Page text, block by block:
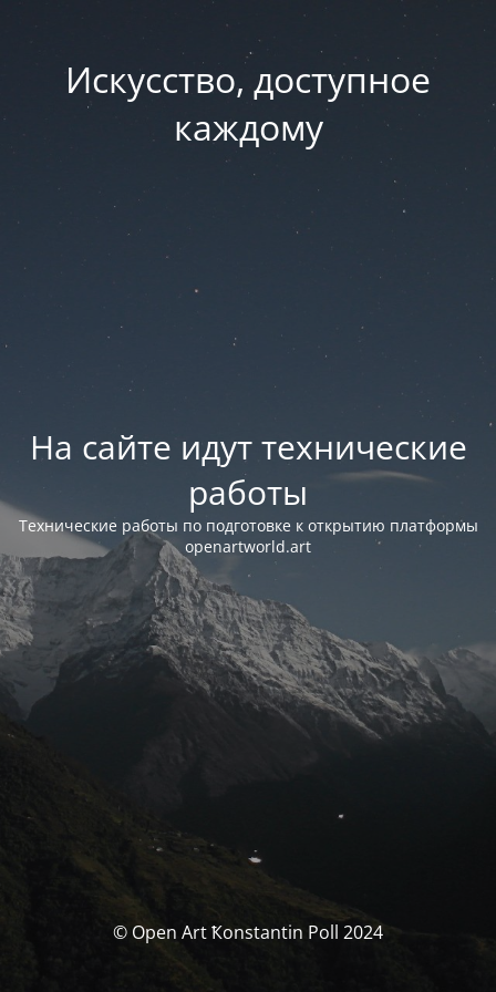
Искусство, доступное
каждому
На сайте идут технические
работы
Технические работы по подготовке к открытию платформы
openartworld.art
© Open Art Ҟonstantin Poll 2024